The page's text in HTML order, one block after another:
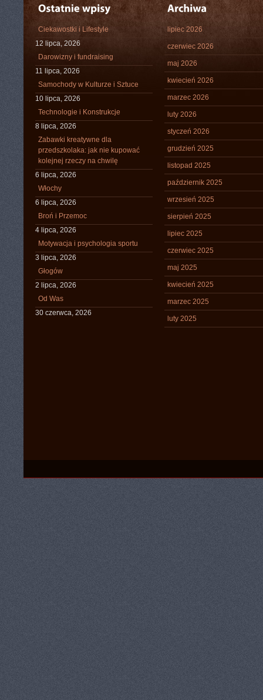
Ciekawostki i Lifestyle
12 lipca, 2026
Darowizny i fundraising
11 lipca, 2026
Samochody w Kulturze i Sztuce
10 lipca, 2026
Technologie i Konstrukcje
8 lipca, 2026
Zabawki kreatywne dla
przedszkolaka: jak nie kupować
kolejnej rzeczy na chwilę
6 lipca, 2026
Włochy
6 lipca, 2026
Broń i Przemoc
4 lipca, 2026
Motywacja i psychologia sportu
3 lipca, 2026
Głogów
2 lipca, 2026
Od Was
30 czerwca, 2026
lipiec 2026
czerwiec 2026
maj 2026
kwiecień 2026
marzec 2026
luty 2026
styczeń 2026
grudzień 2025
listopad 2025
październik 2025
wrzesień 2025
sierpień 2025
lipiec 2025
czerwiec 2025
maj 2025
kwiecień 2025
marzec 2025
luty 2025